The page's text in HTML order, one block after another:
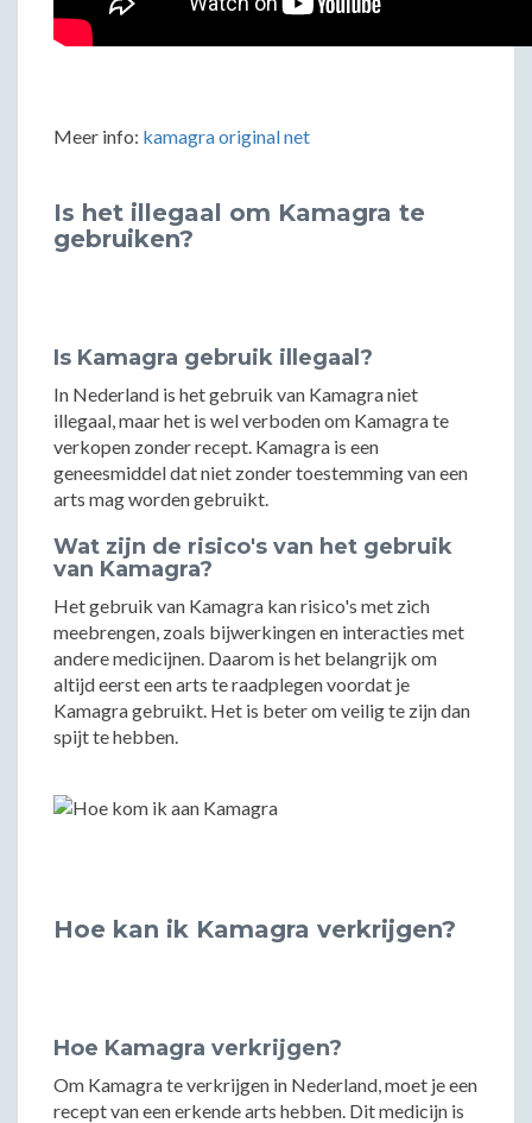
Meer info: kamagra original net
Is het illegaal om Kamagra te
gebruiken?
Is Kamagra gebruik illegaal?
In Nederland is het gebruik van Kamagra niet
illegaal, maar het is wel verboden om Kamagra te
verkopen zonder recept. Kamagra is een
geneesmiddel dat niet zonder toestemming van een
arts mag worden gebruikt.
Wat zijn de risico's van het gebruik
van Kamagra?
Het gebruik van Kamagra kan risico's met zich
meebrengen, zoals bijwerkingen en interacties met
andere medicijnen. Daarom is het belangrijk om
altijd eerst een arts te raadplegen voordat je
Kamagra gebruikt. Het is beter om veilig te zijn dan
spijt te hebben.
Hoe kan ik Kamagra verkrijgen?
Hoe Kamagra verkrijgen?
Om Kamagra te verkrijgen in Nederland, moet je een
recept van een erkende arts hebben. Dit medicijn is